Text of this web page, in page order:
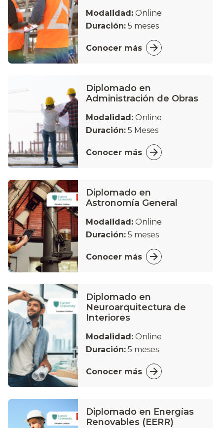
Modalidad: Online
Duración: 5 meses
Conocer más
Diplomado en
Administración de Obras
Modalidad: Online
Duración: 5 Meses
Conocer más
Diplomado en
Astronomía General
Modalidad: Online
Duración: 5 meses
Conocer más
Diplomado en
Neuroarquitectura de
Interiores
Modalidad: Online
Duración: 5 meses
Conocer más
Diplomado en Energías
Renovables (EERR)